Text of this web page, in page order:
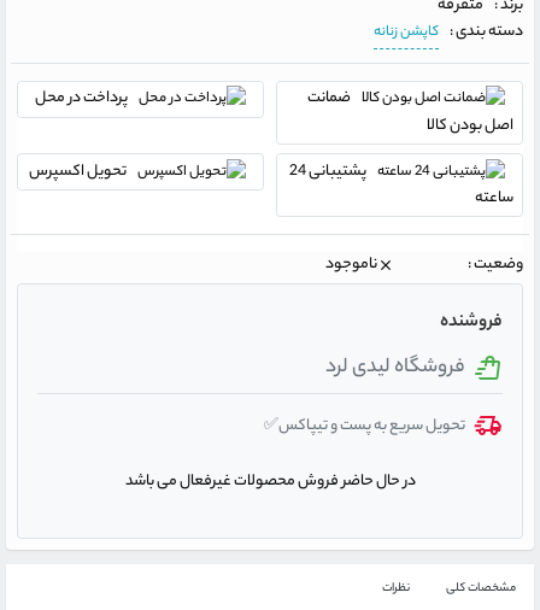
برند : متفرقه
دسته بندی : کاپشن زنانه
ضمانت
اصل بودن کالا
پرداخت در محل
پشتیبانی 24
ساعته
تحویل اکسپرس
وضعیت : ناموجود
فروشنده
فروشگاه لیدی لرد
تحویل سریع به پست و تیپاکس✅
در حال حاضر فروش محصولات غیرفعال می باشد
مشخصات کلی نظرات